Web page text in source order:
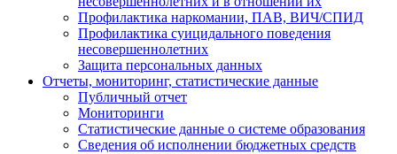
Профилактика наркомании, ПАВ, ВИЧ/СПИД
Профилактика суицидального поведения
несовершеннолетних
Защита персональных данных
Отчеты, мониторинг, статистические данные
Публичный отчет
Мониторинги
Статистические данные о системе образования
Сведения об исполнении бюджетных средств